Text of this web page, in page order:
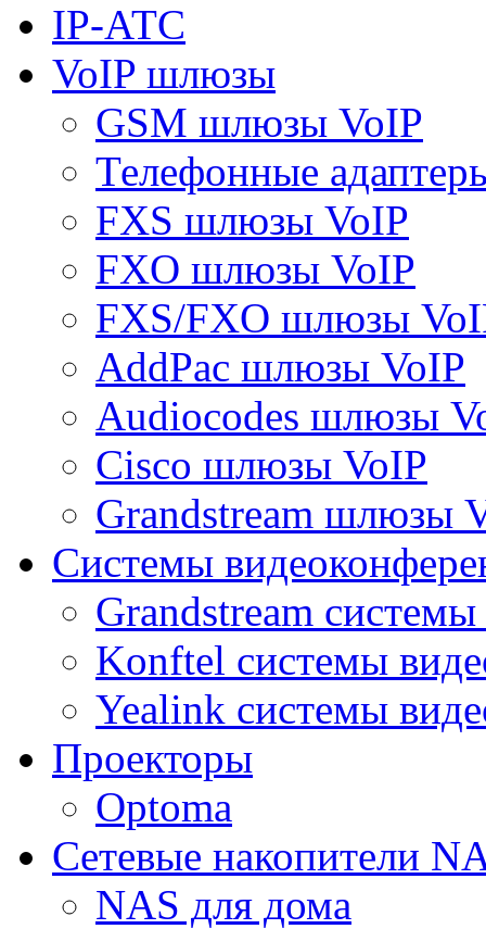
IP-АТС
VoIP шлюзы
GSM шлюзы VoIP
Телефонные
FXS шлюзы VoIP
FXO шлюзы VoIP
FXS/FXO шлюзы
AddPac шлюзы VoIP
Audiocodes шлюзы
Cisco шлюзы VoIP
Grandstream шлюзы
Системы
Grandstream
Konftel системы
Yealink системы
Проекторы
Optoma
Сетевые накопители
NAS для дома